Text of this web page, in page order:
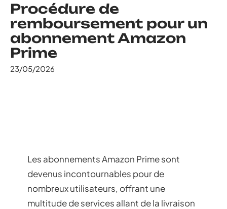
Procédure de
remboursement pour un
abonnement Amazon
Prime
23/05/2026
Les abonnements Amazon Prime sont
devenus incontournables pour de
nombreux utilisateurs, offrant une
multitude de services allant de la livraison